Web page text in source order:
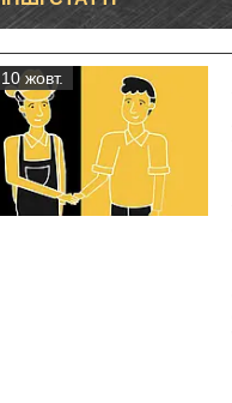
10 жовт.